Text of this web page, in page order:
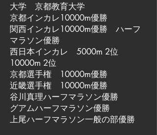
大学 京都教育大学
京都インカレ10000m優勝
関西インカレ10000m優勝 ハーフ
マラソン優勝
西日本インカレ 5000m 2位
10000m 2位
京都選手権 10000m優勝
近畿選手権 10000m優勝
谷川真理ハーフマラソン優勝
グアムハーフマラソン優勝
上尾ハーフマラソン一般の部優勝